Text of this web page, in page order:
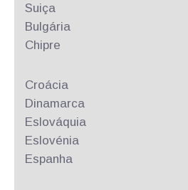
Suiça
Bulgária
Chipre
Croácia
Dinamarca
Eslováquia
Eslovénia
Espanha